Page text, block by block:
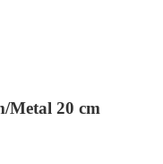
Metal 20 cm